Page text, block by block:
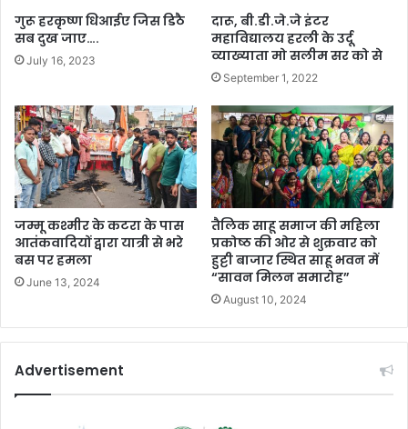
गुरू हरकृष्ण धिआईए जिस डिठै
सब दुख जाए….
July 16, 2023
दारू, बी.डी.जे.जे इंटर
महाविद्यालय हरली के उर्दू
व्याख्याता मो सलीम सर को से
September 1, 2022
जम्मू कश्मीर के कटरा के पास
आतंकवादियों द्वारा यात्री से भरे
बस पर हमला
June 13, 2024
तैलिक साहू समाज की महिला
प्रकोष्ठ की ओर से शुक्रवार को
हुट्टी बाजार स्थित साहू भवन में
“सावन मिलन समारोह”
August 10, 2024
Advertisement